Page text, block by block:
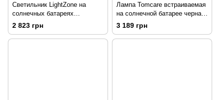
Светильник LightZone на
солнечных батареях
встраиваемый 100 см 5 шт.
2 823 грн
Лампа Tomcare встраиваемая
на солнечной батарее черная
51 см 4 шт.
3 189 грн